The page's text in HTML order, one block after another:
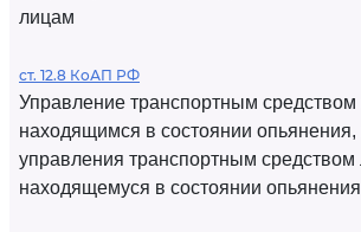
лицам
ст. 12.8 КоАП РФ
Управление транспортным средством
находящимся в состоянии опьянения,
управления транспортным средством
находящемуся в состоянии опьянения